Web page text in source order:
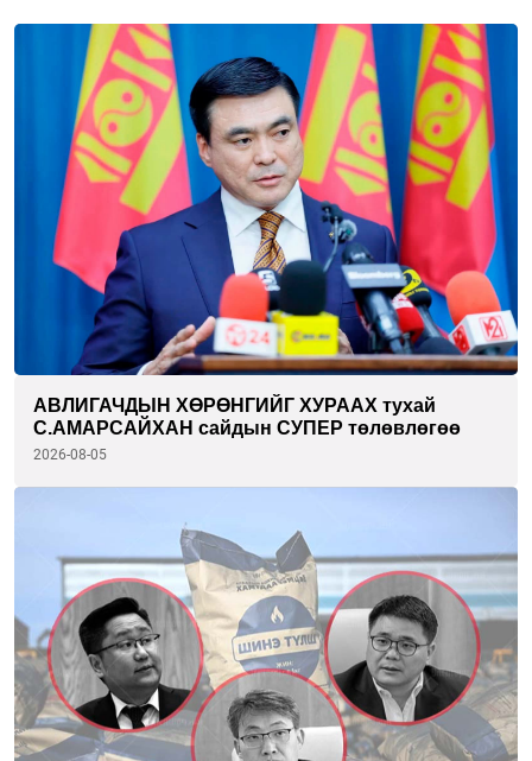
АВЛИГАЧДЫН ХӨРӨНГИЙГ ХУРААХ тухай
С.АМАРСАЙХАН сайдын СУПЕР төлөвлөгөө
2026-08-05